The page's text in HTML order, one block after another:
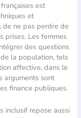
est
et
de ne pas perdre de
prises. Les femmes
des questions
la population, tels
affective, dans le
arguments sont
finance publiques.
inclusif repose aussi